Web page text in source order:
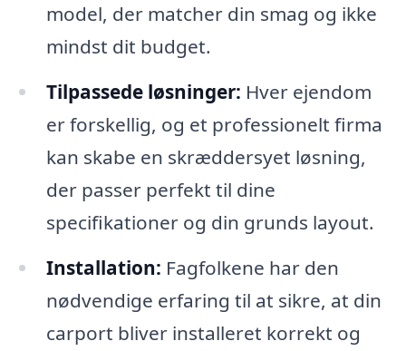
model, der matcher din smag og ikke
mindst dit budget.
Tilpassede løsninger: Hver ejendom
er forskellig, og et professionelt firma
kan skabe en skræddersyet løsning,
der passer perfekt til dine
specifikationer og din grunds layout.
Installation: Fagfolkene har den
nødvendige erfaring til at sikre, at din
carport bliver installeret korrekt og